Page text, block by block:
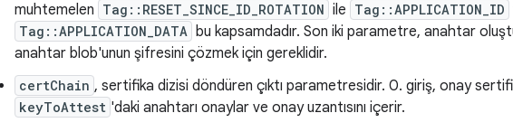
muhtemelen Tag::RESET_SINCE_ID_ROTATION ile Tag::APPLICATION_ID
Tag::APPLICATION_DATA bu kapsamdadır. Son iki parametre, anahtar
anahtar blob'unun şifresini çözmek için gereklidir.
certChain , sertifika dizisi döndüren çıktı parametresidir. 0. giriş, onay
keyToAttest 'daki anahtarı onaylar ve onay uzantısını içerir.